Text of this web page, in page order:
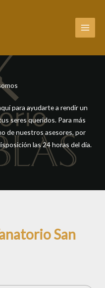
para ayudarte a rendir un
seres queridos. Para más
de nuestros asesores, por
las 24 horas del día.
San